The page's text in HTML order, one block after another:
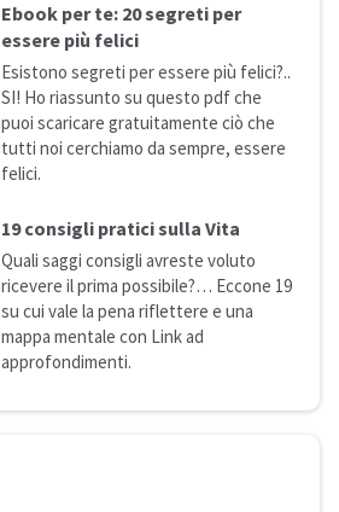
Ebook per te: 20 segreti per
essere più felici
Esistono segreti per essere più felici?..
SI! Ho riassunto su questo pdf che
puoi scaricare gratuitamente ciò che
tutti noi cerchiamo da sempre, essere
felici.
19 consigli pratici sulla Vita
Quali saggi consigli avreste voluto
ricevere il prima possibile?… Eccone 19
su cui vale la pena riflettere e una
mappa mentale con Link ad
approfondimenti.